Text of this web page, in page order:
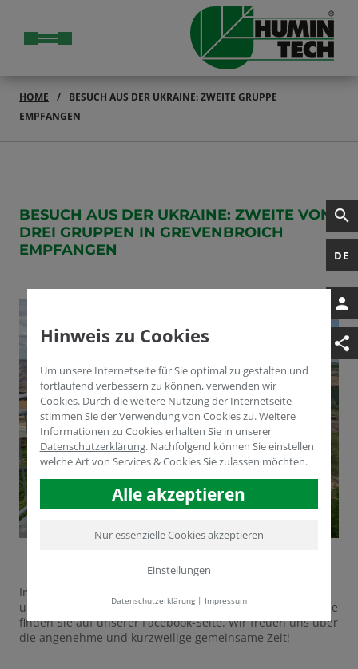
DE
HOME
BESUCH AUS DER UKRAINE: ZWEITE GRUPPE
EMPFANGEN
BESUCH AUS DER UKRAINE: ZWEITE VON
DREI GRUPPEN IN GREVENBROICH
EMPFANGEN
Impressionen vom Besuch der zweiten von drei Gruppen
unserer Partner der Firma Agrotechnosouz aus der Ukraine
finden Sie auf unserer Facebook-Seite. Wir freuen uns über
die angenehme und kurzweilige gemeinsame Zeit!
Hinweis zu Cookies
Um unsere Internetseite für Sie optimal zu gestalten und
fortlaufend verbessern zu können, verwenden wir
Cookies. Durch die weitere Nutzung der Internetseite
stimmen Sie der Verwendung von Cookies zu. Weitere
Informationen zu Cookies erhalten Sie in unserer
Datenschutzerklärung. Nachfolgend können Sie einstellen
welche Art von Services & Cookies Sie zulassen möchten.
Alle akzeptieren
Nur essenzielle Cookies akzeptieren
Einstellungen
Datenschutzerklärung| Impressum